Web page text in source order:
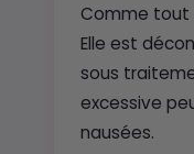
Comme tout
Elle est
sous
excessive
nausées.